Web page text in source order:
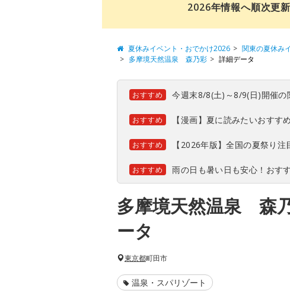
2026年情報へ順次更
夏休みイベント・おでかけ2026 関東の夏休み
多摩境天然温泉 森乃彩
詳細データ
おすすめ 今週末8/8(土)～8/9(日)開催の
おすすめ 【漫画】夏に読みたいおすす
おすすめ 【2026年版】全国の夏祭り
おすすめ 雨の日も暑い日も安心！おす
多摩境天然温泉 森
ータ
東京都町田市
温泉・スパリゾート